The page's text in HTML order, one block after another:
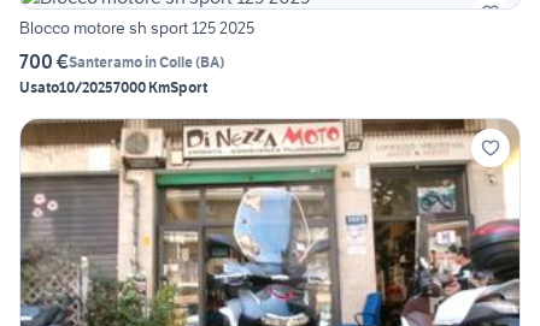
Blocco motore sh sport 125 2025
700 €Santeramo in Colle(BA)
Usato10/20257000 KmSport